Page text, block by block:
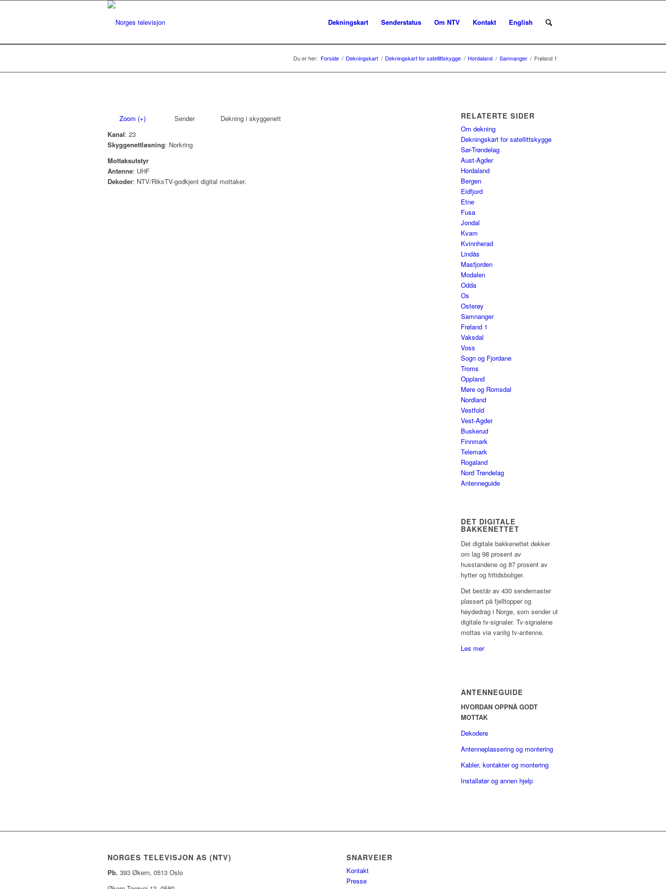
Dekningskart Senderstatus Om NTV Kontakt English
Du er her: Forside / Dekningskart / Dekningskart for satellittskygge / Hordaland / Samnanger / Frøland 1
Zoom (+) Sender
Dekning i skyggenett
Kanal: 23
Skyggenettløsning: Norkring
Mottaksutstyr
Antenne: UHF
Dekoder: NTV/RiksTV-godkjent digital mottaker.
RELATERTE SIDER
Om dekning
Dekningskart for satellittskygge
Sør-Trøndelag
Aust-Agder
Hordaland
Bergen
Eidfjord
Etne
Fusa
Jondal
Kvam
Kvinnherad
Lindås
Masfjorden
Modalen
Odda
Os
Osterøy
Samnanger
Frøland 1
Vaksdal
Voss
Sogn og Fjordane
Troms
Oppland
Møre og Romsdal
Nordland
Vestfold
Vest-Agder
Buskerud
Finnmark
Telemark
Rogaland
Nord Trøndelag
Antenneguide
DET DIGITALE
BAKKENETTET
Det digitale bakkenettet dekker
om lag 98 prosent av
husstandene og 87 prosent av
hytter og fritidsboliger.
Det består av 430 sendemaster
plassert på fjelltopper og
høydedrag i Norge, som sender ut
digitale tv-signaler. Tv-signalene
mottas via vanlig tv-antenne.
Les mer
ANTENNEGUIDE
HVORDAN OPPNÅ GODT
MOTTAK
Dekodere
Antenneplassering og montering
Kabler, kontakter og montering
Installatør og annen hjelp
NORGES TELEVISJON AS (NTV)
Pb. 393 Økern, 0513 Oslo
SNARVEIER
Kontakt
Presse